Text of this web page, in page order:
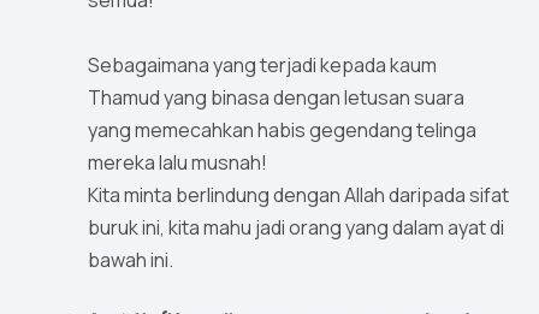
Sebagaimana yang terjadi kepada kaum
Thamud yang binasa dengan letusan suara
yang memecahkan habis gegendang telinga
mereka lalu musnah!
Kita minta berlindung dengan Allah daripada sifat
buruk ini, kita mahu jadi orang yang dalam ayat di
bawah ini.